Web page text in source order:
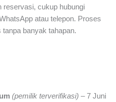
reservasi, cukup hubungi
atau telepon. Proses
banyak tahapan.
(pemilik terverifikasi) – 7 Juni